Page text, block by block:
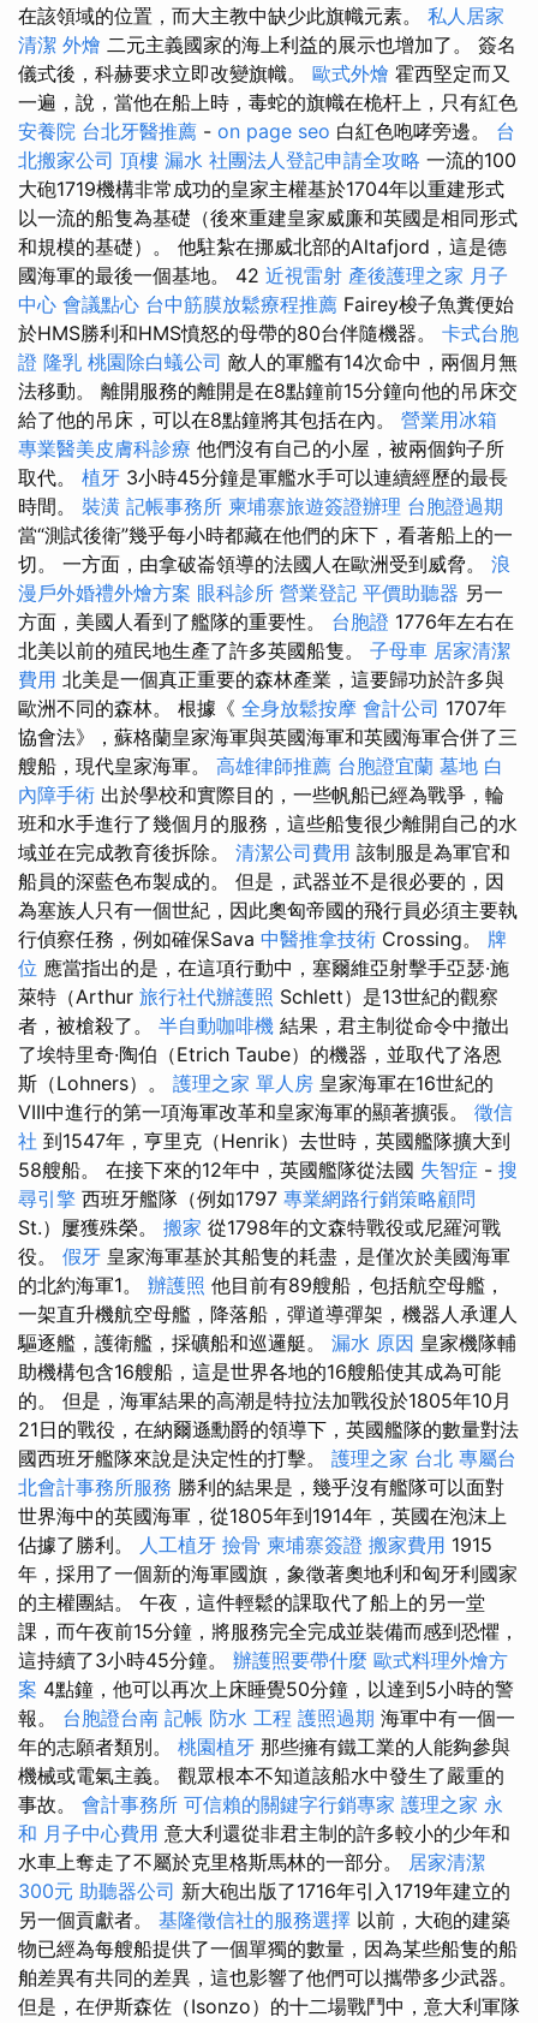
在該領域的位置，而大主教中缺少此旗幟元素。 私人居家
清潔 外燴 二元主義國家的海上利益的展示也增加了。 簽名
儀式後，科赫要求立即改變旗幟。 歐式外燴 霍西堅定而又
一遍，說，當他在船上時，毒蛇的旗幟在桅杆上，只有紅色
安養院 台北牙醫推薦 - on page seo 白紅色咆哮旁邊。 台
北搬家公司 頂樓 漏水 社團法人登記申請全攻略 一流的100
大砲1719機構非常成功的皇家主權基於1704年以重建形式
以一流的船隻為基礎（後來重建皇家威廉和英國是相同形式
和規模的基礎）。 他駐紮在挪威北部的Altafjord，這是德
國海軍的最後一個基地。 42 近視雷射 產後護理之家 月子
中心 會議點心 台中筋膜放鬆療程推薦 Fairey梭子魚糞便始
於HMS勝利和HMS憤怒的母帶的80台伴隨機器。 卡式台胞
證 隆乳 桃園除白蟻公司 敵人的軍艦有14次命中，兩個月無
法移動。 離開服務的離開是在8點鐘前15分鐘向他的吊床交
給了他的吊床，可以在8點鐘將其包括在內。 營業用冰箱
專業醫美皮膚科診療 他們沒有自己的小屋，被兩個鉤子所
取代。 植牙 3小時45分鐘是軍艦水手可以連續經歷的最長
時間。 裝潢 記帳事務所 柬埔寨旅遊簽證辦理 台胞證過期
當“測試後衛”幾乎每小時都藏在他們的床下，看著船上的一
切。 一方面，由拿破崙領導的法國人在歐洲受到威脅。 浪
漫戶外婚禮外燴方案 眼科診所 營業登記 平價助聽器 另一
方面，美國人看到了艦隊的重要性。 台胞證 1776年左右在
北美以前的殖民地生產了許多英國船隻。 子母車 居家清潔
費用 北美是一個真正重要的森林產業，這要歸功於許多與
歐洲不同的森林。 根據《 全身放鬆按摩 會計公司 1707年
協會法》，蘇格蘭皇家海軍與英國海軍和英國海軍合併了三
艘船，現代皇家海軍。 高雄律師推薦 台胞證宜蘭 墓地 白
內障手術 出於學校和實際目的，一些帆船已經為戰爭，輪
班和水手進行了幾個月的服務，這些船隻很少離開自己的水
域並在完成教育後拆除。 清潔公司費用 該制服是為軍官和
船員的深藍色布製成的。 但是，武器並不是很必要的，因
為塞族人只有一個世紀，因此奧匈帝國的飛行員必須主要執
行偵察任務，例如確保Sava 中醫推拿技術 Crossing。 牌
位 應當指出的是，在這項行動中，塞爾維亞射擊手亞瑟·施
萊特（Arthur 旅行社代辦護照 Schlett）是13世紀的觀察
者，被槍殺了。 半自動咖啡機 結果，君主制從命令中撤出
了埃特里奇·陶伯（Etrich Taube）的機器，並取代了洛恩
斯（Lohners）。 護理之家 單人房 皇家海軍在16世紀的
VIII中進行的第一項海軍改革和皇家海軍的顯著擴張。 徵信
社 到1547年，亨里克（Henrik）去世時，英國艦隊擴大到
58艘船。 在接下來的12年中，英國艦隊從法國 失智症 - 搜
尋引擎 西班牙艦隊（例如1797 專業網路行銷策略顧問
St.）屢獲殊榮。 搬家 從1798年的文森特戰役或尼羅河戰
役。 假牙 皇家海軍基於其船隻的耗盡，是僅次於美國海軍
的北約海軍1。 辦護照 他目前有89艘船，包括航空母艦，
一架直升機航空母艦，降落船，彈道導彈架，機器人承運人
驅逐艦，護衛艦，採礦船和巡邏艇。 漏水 原因 皇家機隊輔
助機構包含16艘船，這是世界各地的16艘船使其成為可能
的。 但是，海軍結果的高潮是特拉法加戰役於1805年10月
21日的戰役，在納爾遜勳爵的領導下，英國艦隊的數量對法
國西班牙艦隊來說是決定性的打擊。 護理之家 台北 專屬台
北會計事務所服務 勝利的結果是，幾乎沒有艦隊可以面對
世界海中的英國海軍，從1805年到1914年，英國在泡沫上
佔據了勝利。 人工植牙 撿骨 柬埔寨簽證 搬家費用 1915
年，採用了一個新的海軍國旗，象徵著奧地利和匈牙利國家
的主權團結。 午夜，這件輕鬆的課取代了船上的另一堂
課，而午夜前15分鐘，將服務完全完成並裝備而感到恐懼，
這持續了3小時45分鐘。 辦護照要帶什麼 歐式料理外燴方
案 4點鐘，他可以再次上床睡覺50分鐘，以達到5小時的警
報。 台胞證台南 記帳 防水 工程 護照過期 海軍中有一個一
年的志願者類別。 桃園植牙 那些擁有鐵工業的人能夠參與
機械或電氣主義。 觀眾根本不知道該船水中發生了嚴重的
事故。 會計事務所 可信賴的關鍵字行銷專家 護理之家 永
和 月子中心費用 意大利還從非君主制的許多較小的少年和
水車上奪走了不屬於克里格斯馬林的一部分。 居家清潔
300元 助聽器公司 新大砲出版了1716年引入1719年建立的
另一個貢獻者。 基隆徵信社的服務選擇 以前，大砲的建築
物已經為每艘船提供了一個單獨的數量，因為某些船隻的船
舶差異有共同的差異，這也影響了他們可以攜帶多少武器。
但是，在伊斯森佐（Isonzo）的十二場戰鬥中，意大利軍隊